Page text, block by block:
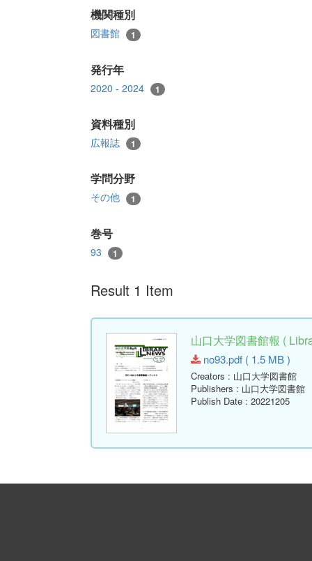
機関種別
図書館 1
発行年
2020 - 2024 1
資料種別
広報誌 1
学問分野
その他 1
巻号
93 1
Result 1 Item
山口大学図書館報 (
no93.pdf ( 1.5 MB )
Creators : 山口大学図書館
Publishers : 山口大学図書館
Publish Date : 20221205